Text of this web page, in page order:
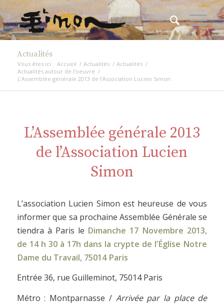
Actualités
Vous êtes ici : Accueil / Actualités / Actualités /
Actualités autour de l'oeuvre /
L’Assemblée générale 2013 de l’Association Lucien Simon
L’Assemblée générale 2013
de l’Association Lucien
Simon
L’association Lucien Simon est heureuse de vous
informer que sa prochaine Assemblée Générale se
tiendra à Paris le Dimanche 17 Novembre 2013,
de 14 h 30 à 17h dans la crypte de l’Église Notre
Dame du Travail, 75014 Paris
Entrée 36, rue Guilleminot, 75014 Paris
Métro : Montparnasse / Arrivée par la place de